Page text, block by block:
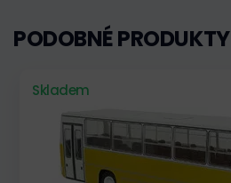
PODOBNÉ PRODUKTY
Skladem